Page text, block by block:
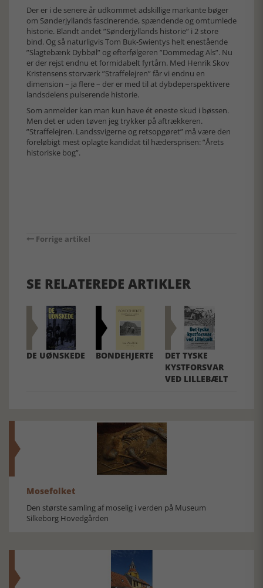
Der er i de senere år udkommet adskillige markante bøger
om Sønderjyllands fascinerende, spændende og omtumlede
historie. Blandt andet ”Sønderjyllands historie” i 2 store
bind. Og så naturligvis Tom Buk-Swientys helt enestående
”Slagtebænk Dybbøl” og efterfølgeren ”Dommedag Als”. Nu
er der rejst endnu et formidabelt fyrtårn. Med Henrik Skov
Kristensens storværk ”Straffelejren” får vi endnu en
dimension – ja flere – der er med til at dybdeperspektivere
landsdelens pulserende historie.
Som anmelder kan man kun have ét eneste skud i bøssen.
Men det er uden tøven jeg trykker på aftrækkeren.
”Straffelejren. Landssvigerne og retsopgøret” må være den
foreløbigt mest oplagte kandidat til hædersprisen: ”Årets
historiske bog”.
Forrige artikel
SE RELATEREDE ARTIKLER
DE UØNSKEDE BONDEHJERTE
DET TYSKE
KYSTFORSVAR
VED LILLEBÆLT
Mosefolket
Den største samling af moselig i verden på Museum
Silkeborg Hovedgården